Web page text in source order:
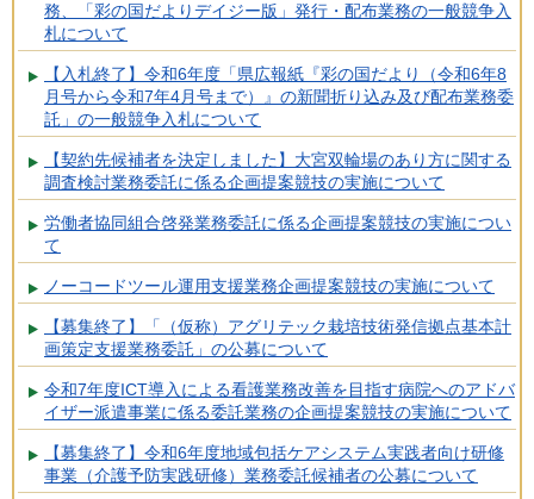
務、「彩の国だよりデイジー版」発行・配布業務の一般競争入
札について
【入札終了】令和6年度「県広報紙『彩の国だより（令和6年8
月号から令和7年4月号まで）』の新聞折り込み及び配布業務委
託」の一般競争入札について
【契約先候補者を決定しました】大宮双輪場のあり方に関する
調査検討業務委託に係る企画提案競技の実施について
労働者協同組合啓発業務委託に係る企画提案競技の実施につい
て
ノーコードツール運用支援業務企画提案競技の実施について
【募集終了】「（仮称）アグリテック栽培技術発信拠点基本計
画策定支援業務委託」の公募について
令和7年度ICT導入による看護業務改善を目指す病院へのアドバ
イザー派遣事業に係る委託業務の企画提案競技の実施について
【募集終了】令和6年度地域包括ケアシステム実践者向け研修
事業（介護予防実践研修）業務委託候補者の公募について